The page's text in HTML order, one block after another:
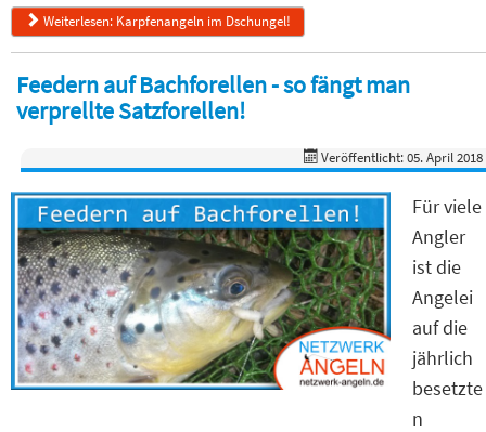
Weiterlesen: Karpfenangeln im Dschungel!
Feedern auf Bachforellen - so fängt man
verprellte Satzforellen!
Veröffentlicht: 05. April 2018
Für viele
Angler
ist die
Angelei
auf die
jährlich
besetzte
n